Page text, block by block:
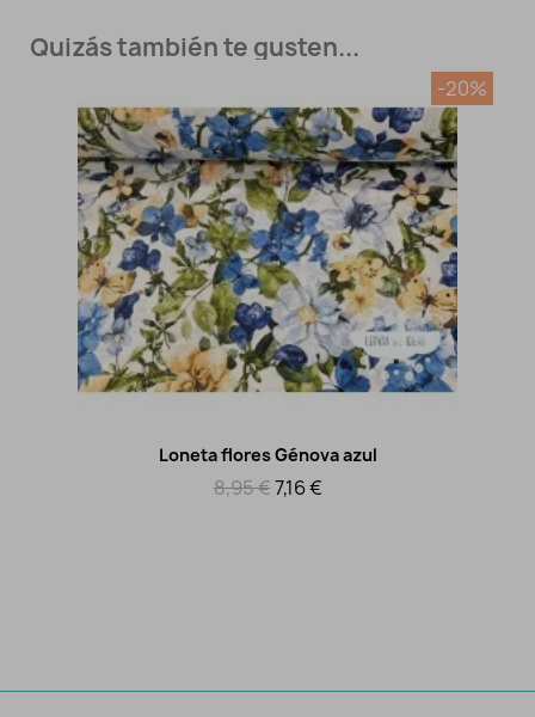
Quizás también te gusten...
Vista rápida
-20%
Loneta flores Génova azul
8,95 €7,16 €